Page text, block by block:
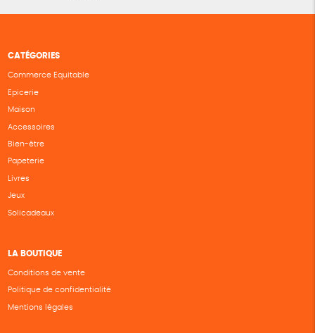
CATÉGORIES
Commerce Equitable
Epicerie
Maison
Accessoires
Bien-être
Papeterie
Livres
Jeux
Solicadeaux
LA BOUTIQUE
Conditions de vente
Politique de confidentialité
Mentions légales